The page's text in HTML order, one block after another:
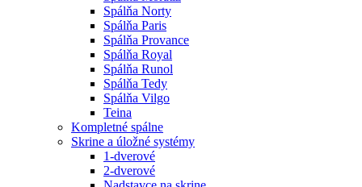
Spálňa Norty
Spálňa Paris
Spálňa Provance
Spálňa Royal
Spálňa Runol
Spálňa Tedy
Spálňa Vilgo
Teina
Kompletné spálne
Skrine a úložné systémy
1-dverové
2-dverové